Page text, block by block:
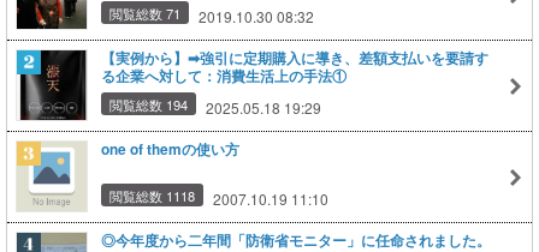
閲覧総数 71 2019.10.30 08:32
【実例から】➡強引に定期購入に導き、差額支払いを要請す
る企業へ対して：消費生活上の手法①
閲覧総数 194 2025.05.18 19:29
one of themの使い方
閲覧総数 1118 2007.10.19 11:10
◎今年度から二年間「防衛省モニター」に任命されました。